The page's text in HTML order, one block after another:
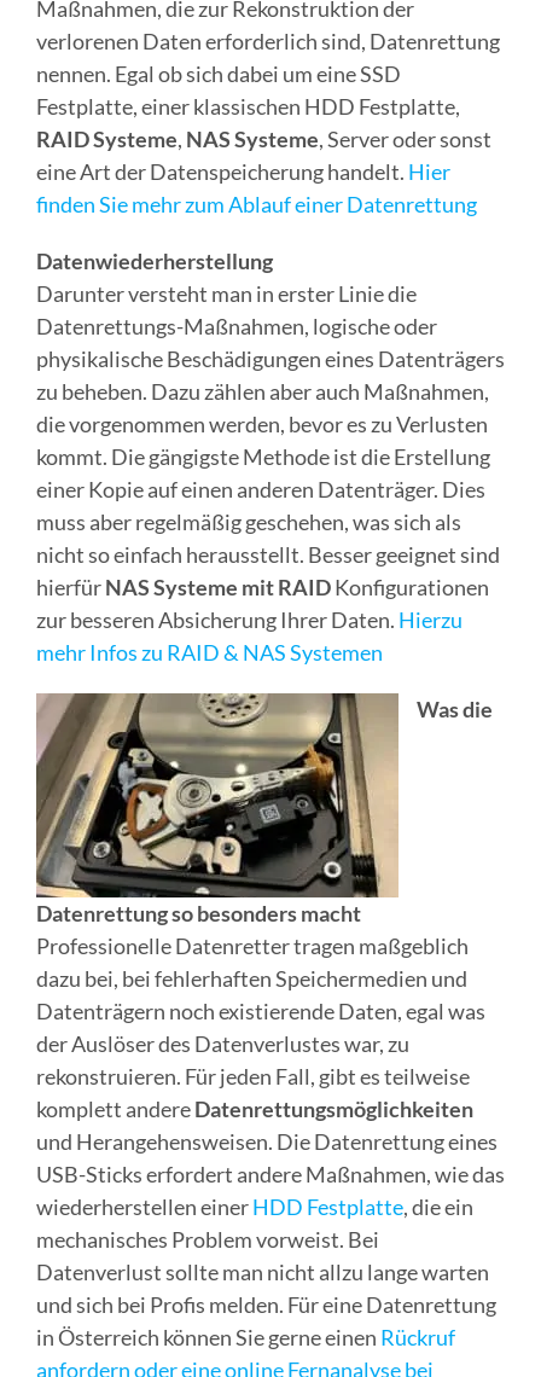
Maßnahmen, die zur Rekonstruktion der
verlorenen Daten erforderlich sind, Datenrettung
nennen. Egal ob sich dabei um eine SSD
Festplatte, einer klassischen HDD Festplatte,
RAID Systeme, NAS Systeme, Server oder sonst
eine Art der Datenspeicherung handelt. Hier
finden Sie mehr zum Ablauf einer Datenrettung
Datenwiederherstellung
Darunter versteht man in erster Linie die
Datenrettungs-Maßnahmen, logische oder
physikalische Beschädigungen eines Datenträgers
zu beheben. Dazu zählen aber auch Maßnahmen,
die vorgenommen werden, bevor es zu Verlusten
kommt. Die gängigste Methode ist die Erstellung
einer Kopie auf einen anderen Datenträger. Dies
muss aber regelmäßig geschehen, was sich als
nicht so einfach herausstellt. Besser geeignet sind
hierfürNAS Systeme mit RAIDKonfigurationen
zur besseren Absicherung Ihrer Daten. Hierzu
mehr Infos zu RAID & NAS Systemen
Was die
Datenrettung so besonders macht
Professionelle Datenretter tragen maßgeblich
dazu bei, bei fehlerhaften Speichermedien und
Datenträgern noch existierende Daten, egal was
der Auslöser des Datenverlustes war, zu
rekonstruieren. Für jeden Fall, gibt es teilweise
komplett andereDatenrettungsmöglichkeiten
und Herangehensweisen. Die Datenrettung eines
USB-Sticks erfordert andere Maßnahmen, wie das
wiederherstellen einerHDD Festplatte, die ein
mechanisches Problem vorweist. Bei
Datenverlust sollte man nicht allzu lange warten
und sich bei Profis melden. Für eine Datenrettung
in Österreich können Sie gerne einen Rückruf
anfordern oder eine online Fernanalyse bei